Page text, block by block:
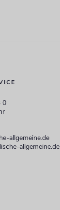
0
allgemeine.de
allgemeine.de